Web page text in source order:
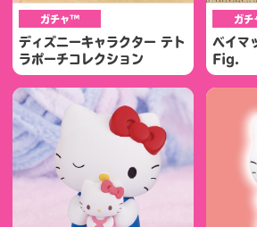
ガチャ™
ディズニーキャラクター テト
ラポーチコレクション
ガ
ベイマ
Fig.